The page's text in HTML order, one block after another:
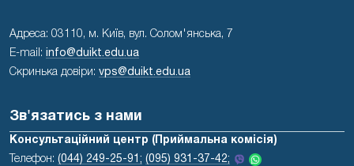
Адреса: 03110, м. Київ, вул. Солом'янська, 7
E-mail:
info@duikt.edu.ua
Скринька довіри: vps@duikt.edu.ua
Зв'язатись з нами
Консультаційний центр (Приймальна комісія)
Телефон: (044) 249-25-91; (095) 931-37-42;